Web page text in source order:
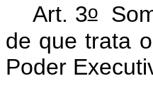
Art. 3o
de que trata
Poder